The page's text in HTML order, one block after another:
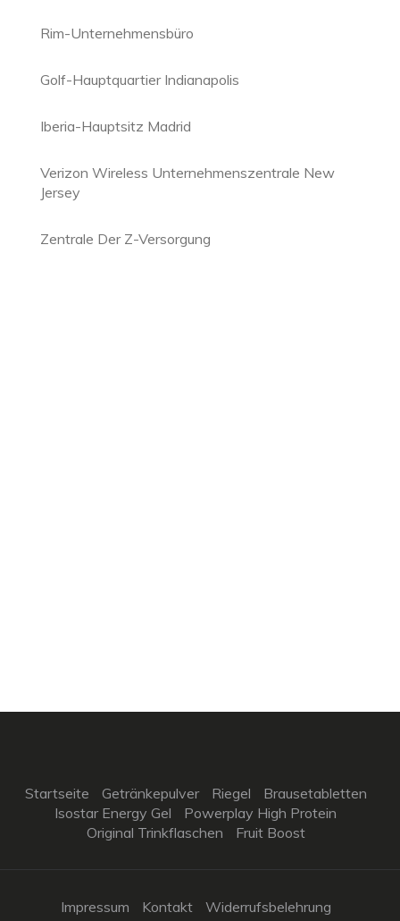
Rim-Unternehmensbüro
Golf-Hauptquartier Indianapolis
Iberia-Hauptsitz Madrid
Verizon Wireless Unternehmenszentrale New
Jersey
Zentrale Der Z-Versorgung
Startseite Getränkepulver Riegel
Brausetabletten
Isostar Energy Gel
Powerplay High Protein
Original Trinkflaschen
Fruit Boost
Impressum Kontakt
Widerrufsbelehrung